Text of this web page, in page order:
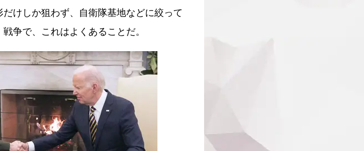
けしか狙わず、自衛隊基地などに絞って
争で、これはよくあることだ。